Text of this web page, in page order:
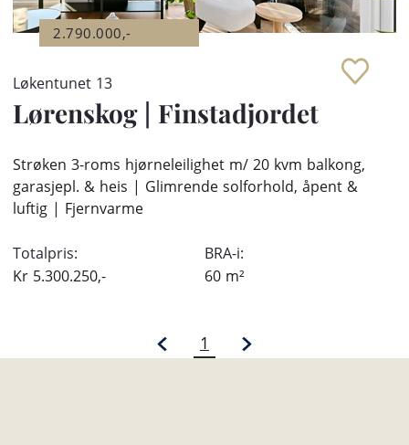
2.790.000,-
Løkentunet 13
Lørenskog | Finstadjordet
Strøken 3-roms hjørneleilighet m/ 20 kvm balkong,
garasjepl. & heis | Glimrende solforhold, åpent &
luftig | Fjernvarme
Totalpris:
Kr 5.300.250,-
BRA-i:
60 m²
1